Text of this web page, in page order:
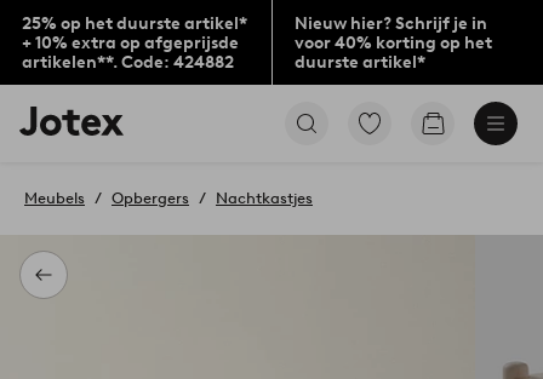
25% op het duurste artikel*
+ 10% extra op afgeprijsde
artikelen**. Code: 424882
Nieuw hier? Schrijf je in
voor 40% korting op het
duurste artikel*
Jotex
logo
to
home
page
Ga
Go
Terug
Meubels Opbergers Nachtkastjes